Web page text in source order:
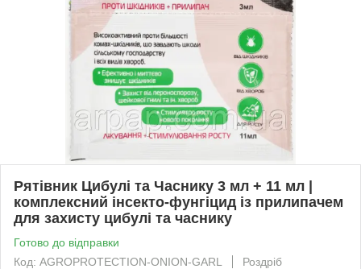
Рятівник Цибулі та Часнику 3 мл + 11 мл |
комплексний інсекто-фунгіцид із прилипачем
для захисту цибулі та часнику
Готово до відправки
Код: AGROPROTECTION-ONION-GARL
Роздріб